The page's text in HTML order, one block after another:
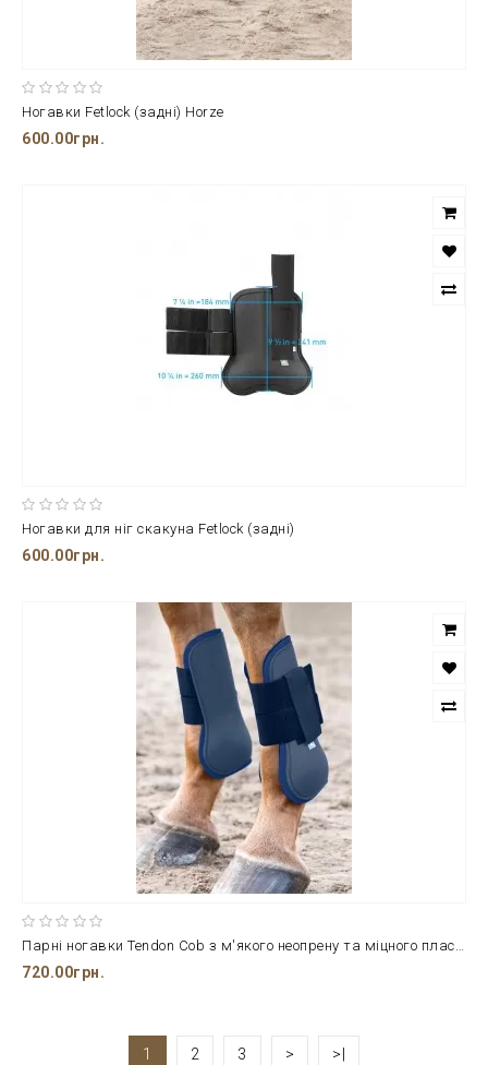
Ногавки Fetlock (задні) Horze
600.00грн.
Ногавки для ніг скакуна Fetlock (задні)
600.00грн.
720.00грн.
1 2 3 > >|